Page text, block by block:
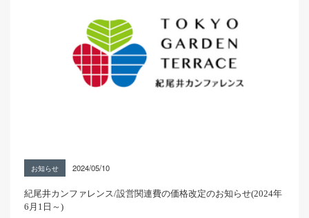
お知らせ 2024/05/10
紀尾井カンファレンス/設営関連費の価格改定のお知らせ(2024年
6月1日～)